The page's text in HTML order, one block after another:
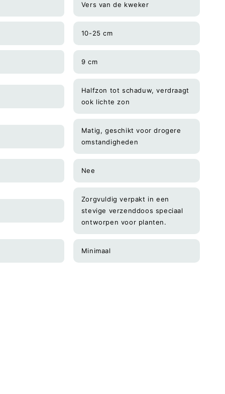
Vers van de kweker
10-25 cm
9 cm
Halfzon tot schaduw, verdraagt
ook lichte zon
Matig, geschikt voor drogere
omstandigheden
Nee
Zorgvuldig verpakt in een
stevige verzenddoos speciaal
ontworpen voor planten.
Minimaal